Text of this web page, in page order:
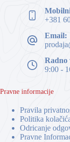
+381
Email:
Radno
9:00 -
Pravne informacije
Pravila
Politika
Odricanje
Pravne